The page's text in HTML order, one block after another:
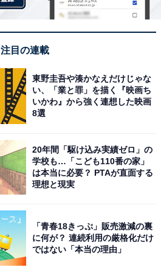
注目の連載
東野圭吾や湊かなえだけじゃな
い、「業と罪」を描く『映画ち
いかわ』から強く連想した映画
8選
20年間「駆け込み実績ゼロ」の
学校も…「こども110番の家」
は本当に必要？ PTAが直面する
理想と現実
「青春18きっぷ」販売激減の裏
に何が？ 連続利用の厳格化だけ
ではない「本当の理由」